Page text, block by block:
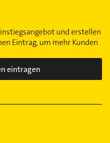
und erstellen
Eintrag, um mehr Kunden
eintragen